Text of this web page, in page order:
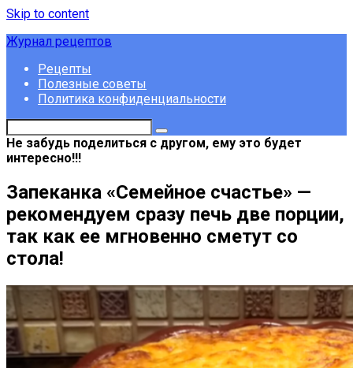
Skip to content
Журнал рецептов
Рецепты
Полезные советы
Политика конфиденциальности
Не забудь поделиться с другом, ему это будет
интересно!!!
Запеканка «Семейное счастье» —
рекомендуем сразу печь две порции,
так как ее мгновенно сметут со
стола!